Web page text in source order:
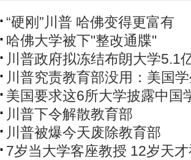
“硬刚”川普 哈佛变得更富有
哈佛大学被下"整改通牒"
川普政府拟冻结布朗大学5.1
川普究责教育部没用：美国
美国要求这6所大学披露中国
川普下令解散教育部
川普被爆今天废除教育部
7岁当大学客座教授 12岁天